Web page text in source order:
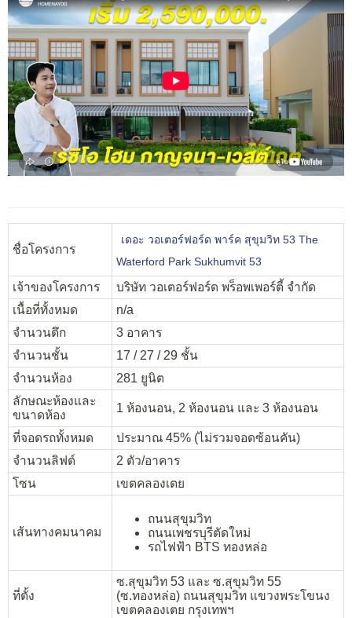
ชื่อโครงการ
เดอะ วอเตอร์ฟอร์ด พาร์ค สุขุมวิท 53 The
Waterford Park Sukhumvit 53
เจ้าของโครงการ
บริษัท วอเตอร์ฟอร์ด พร็อพเพอร์ตี้ จำกัด
เนื้อที่ทั้งหมด
n/a
จำนวนตึก
3 อาคาร
จำนวนชั้น
17 / 27 / 29 ชั้น
จำนวนห้อง
281 ยูนิต
ลักษณะห้องและ
ขนาดห้อง
1 ห้องนอน, 2 ห้องนอน และ 3 ห้องนอน
ที่จอดรถทั้งหมด
ประมาณ 45% (ไม่รวมจอดซ้อนคัน)
จำนวนลิฟต์
2 ตัว/อาคาร
โซน
เขตคลองเตย
เส้นทางคมนาคม
ถนนสุขุมวิท
ถนนเพชรบุรีตัดใหม่
รถไฟฟ้า BTS ทองหล่อ
ที่ตั้ง
ซ.สุขุมวิท 53 และ ซ.สุขุมวิท 55
(ซ.ทองหล่อ) ถนนสุขุมวิท แขวงพระโขนง
เขตคลองเตย กรุงเทพฯ